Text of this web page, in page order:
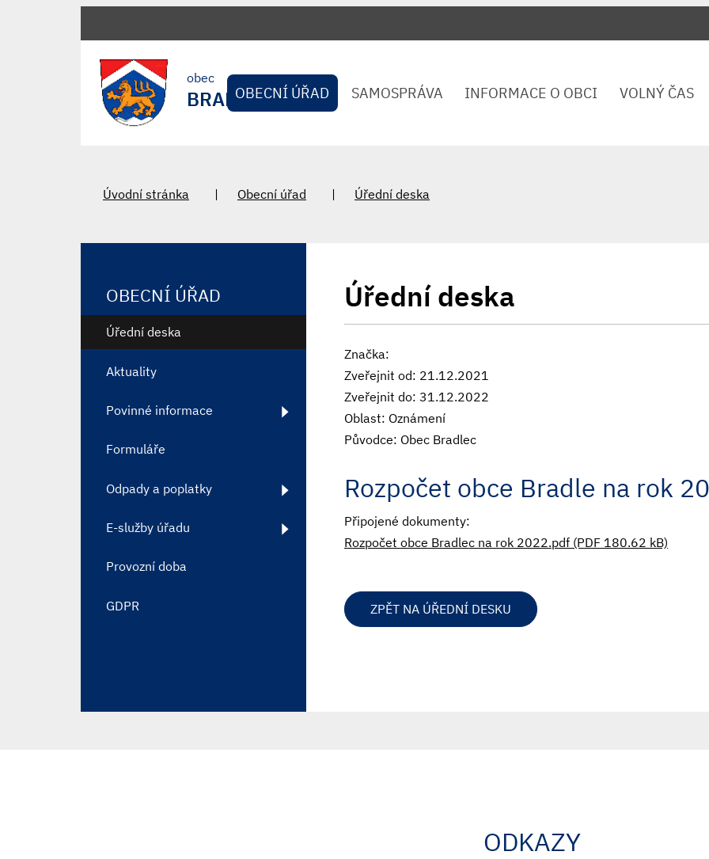
obec
BRADLECOBECNÍ ÚŘAD SAMOSPRÁVA INFORMACE O OBCI VOLNÝ ČAS
Úvodní stránka Obecní úřad Úřední deska
Úřední deska
Značka:
Zveřejnit od: 21.12.2021
Zveřejnit do: 31.12.2022
Oblast: Oznámení
Původce: Obec Bradlec
Rozpočet obce Bradle na rok
Připojené dokumenty:
Rozpočet obce Bradlec na rok 2022.pdf (PDF 180.62 kB)
ZPĚT NA ÚŘEDNÍ DESKU
OBECNÍ ÚŘAD
Úřední deska
Aktuality
Povinné informace
Formuláře
Odpady a poplatky
E-služby úřadu
Provozní doba
GDPR
ODKAZY